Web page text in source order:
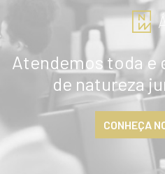
Atendemos toda e
de natureza
CONHEÇA